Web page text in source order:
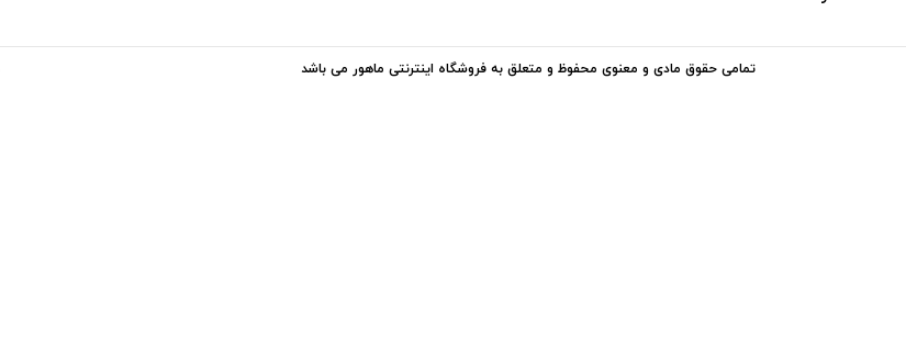
تمامی حقوق مادی و معنوی محفوظ و متعلق به فروشگاه اینترنتی ماهور می باشد